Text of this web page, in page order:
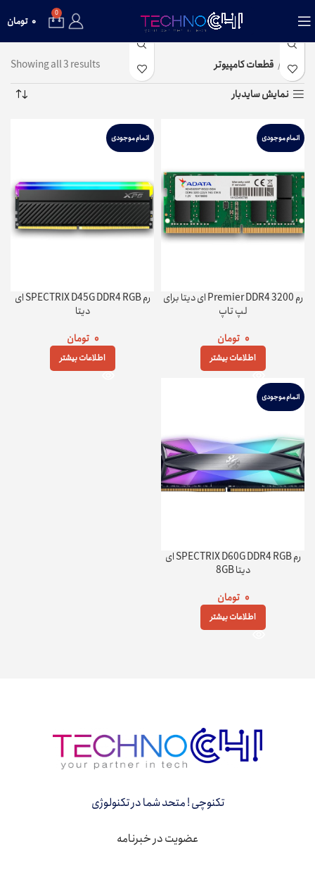
0
۰ تومان
خانه قطعات کامپیوتر
Showing all 3 results
نمایش سایدبار
اتمام موجودی
رم Premier DDR4 3200 ای دیتا برای
لپ تاپ
۰ تومان
اطلاعات بیشتر
اتمام موجودی
رم SPECTRIX D45G DDR4 RGB ای‌
دیتا
۰ تومان
اطلاعات بیشتر
اتمام موجودی
رم SPECTRIX D60G DDR4 RGB ای
ديتا 8GB
۰ تومان
اطلاعات بیشتر
تکنوچی ! متحد شما در تکنولوژی
عضویت در خبرنامه